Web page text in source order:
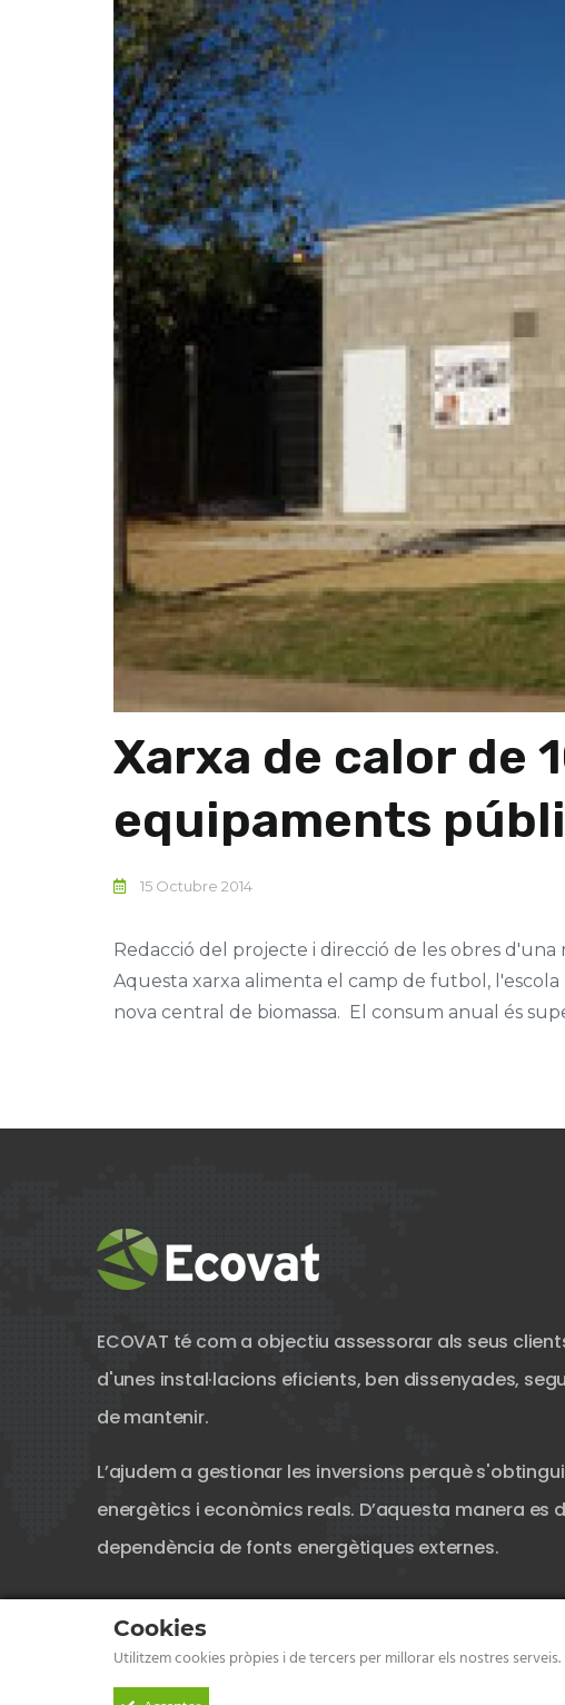
Xarxa de calor de
equipaments
15 Octubre 2014
Redacció del projecte i direcció de les obres
Aquesta xarxa alimenta el camp de futbol, l'escola
nova central de biomassa. El consum anual és
ECOVAT té com a objectiu assessorar als seus
d'unes instal·lacions eficients, ben dissenyades,
de mantenir.
L’ajudem a gestionar les inversions perquè
energètics i econòmics reals. D’aquesta manera es
dependència de fonts energètiques externes.
Cookies
Utilitzem cookies pròpies i de tercers per millorar els nostres